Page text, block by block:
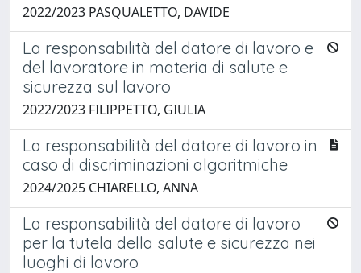
2022/2023 PASQUALETTO, DAVIDE
La responsabilità del datore di lavoro e
del lavoratore in materia di salute e
sicurezza sul lavoro
2022/2023 FILIPPETTO, GIULIA
La responsabilità del datore di lavoro in
caso di discriminazioni algoritmiche
2024/2025 CHIARELLO, ANNA
La responsabilità del datore di lavoro
per la tutela della salute e sicurezza nei
luoghi di lavoro